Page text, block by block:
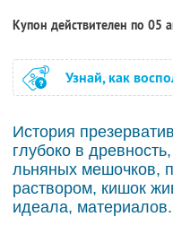
Купон действителен по 05
Узнай, как
История
глубоко в
льняных мешочков,
раствором, кишок
идеала, материалов.